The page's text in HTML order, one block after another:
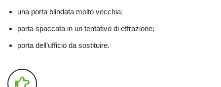
una porta blindata molto vecchia;
porta spaccata in un tentativo di effrazione;
porta dell’ufficio da sostituire.